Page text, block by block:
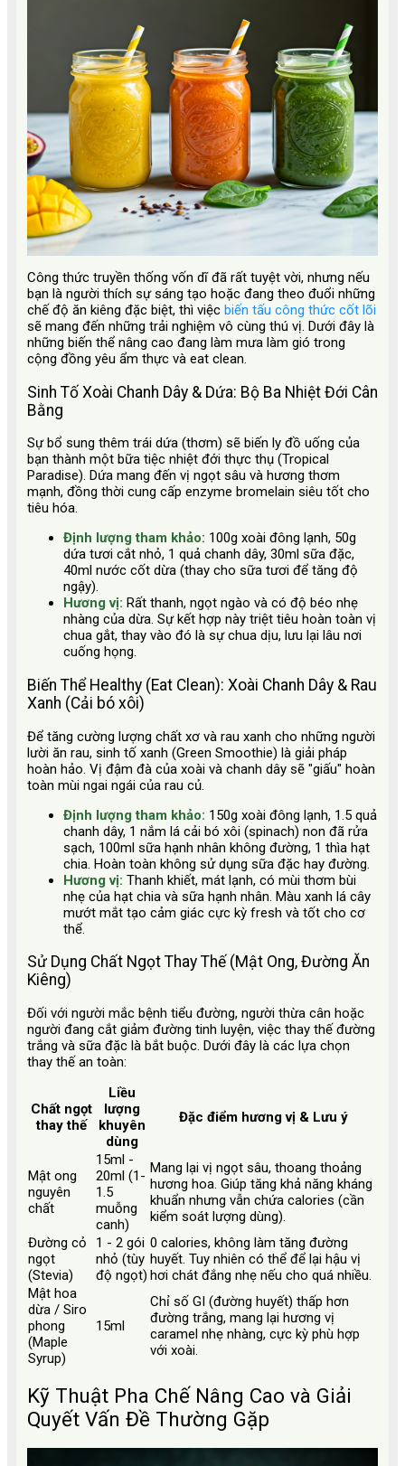
Công thức truyền thống vốn dĩ đã rất tuyệt vời, nhưng nếu
bạn là người thích sự sáng tạo hoặc đang theo đuổi những
chế độ ăn kiêng đặc biệt, thì việc biến tấu công thức cốt lõi
sẽ mang đến những trải nghiệm vô cùng thú vị. Dưới đây là
những biến thể nâng cao đang làm mưa làm gió trong
cộng đồng yêu ẩm thực và eat clean.
Sinh Tố Xoài Chanh Dây & Dứa: Bộ Ba Nhiệt Đới Cân
Bằng
Sự bổ sung thêm trái dứa (thơm) sẽ biến ly đồ uống của
bạn thành một bữa tiệc nhiệt đới thực thụ (Tropical
Paradise). Dứa mang đến vị ngọt sâu và hương thơm
mạnh, đồng thời cung cấp enzyme bromelain siêu tốt cho
tiêu hóa.
Định lượng tham khảo: 100g xoài đông lạnh, 50g
dứa tươi cắt nhỏ, 1 quả chanh dây, 30ml sữa đặc,
40ml nước cốt dừa (thay cho sữa tươi để tăng độ
ngậy).
Hương vị: Rất thanh, ngọt ngào và có độ béo nhẹ
nhàng của dừa. Sự kết hợp này triệt tiêu hoàn toàn vị
chua gắt, thay vào đó là sự chua dịu, lưu lại lâu nơi
cuống họng.
Biến Thể Healthy (Eat Clean): Xoài Chanh Dây & Rau
Xanh (Cải bó xôi)
Để tăng cường lượng chất xơ và rau xanh cho những người
lười ăn rau, sinh tố xanh (Green Smoothie) là giải pháp
hoàn hảo. Vị đậm đà của xoài và chanh dây sẽ "giấu" hoàn
toàn mùi ngai ngái của rau củ.
Định lượng tham khảo: 150g xoài đông lạnh, 1.5 quả
chanh dây, 1 nắm lá cải bó xôi (spinach) non đã rửa
sạch, 100ml sữa hạnh nhân không đường, 1 thìa hạt
chia. Hoàn toàn không sử dụng sữa đặc hay đường.
Hương vị: Thanh khiết, mát lạnh, có mùi thơm bùi
nhẹ của hạt chia và sữa hạnh nhân. Màu xanh lá cây
mướt mắt tạo cảm giác cực kỳ fresh và tốt cho cơ
thể.
Sử Dụng Chất Ngọt Thay Thế (Mật Ong, Đường Ăn
Kiêng)
Đối với người mắc bệnh tiểu đường, người thừa cân hoặc
người đang cắt giảm đường tinh luyện, việc thay thế đường
trắng và sữa đặc là bắt buộc. Dưới đây là các lựa chọn
thay thế an toàn:
Chất ngọt
thay thế
Liều
lượng
khuyên
dùng
Đặc điểm hương vị & Lưu ý
Mật ong
nguyên
chất
15ml -
20ml (1-
1.5
muỗng
canh)
Mang lại vị ngọt sâu, thoang thoảng
hương hoa. Giúp tăng khả năng kháng
khuẩn nhưng vẫn chứa calories (cần
kiểm soát lượng dùng).
Đường cỏ
ngọt
(Stevia)
1 - 2 gói
nhỏ (tùy
độ ngọt)
0 calories, không làm tăng đường
huyết. Tuy nhiên có thể để lại hậu vị
hơi chát đắng nhẹ nếu cho quá nhiều.
Mật hoa
dừa / Siro
phong
(Maple
Syrup)
15ml
Chỉ số GI (đường huyết) thấp hơn
đường trắng, mang lại hương vị
caramel nhẹ nhàng, cực kỳ phù hợp
với xoài.
Kỹ Thuật Pha Chế Nâng Cao và Giải
Quyết Vấn Đề Thường Gặp